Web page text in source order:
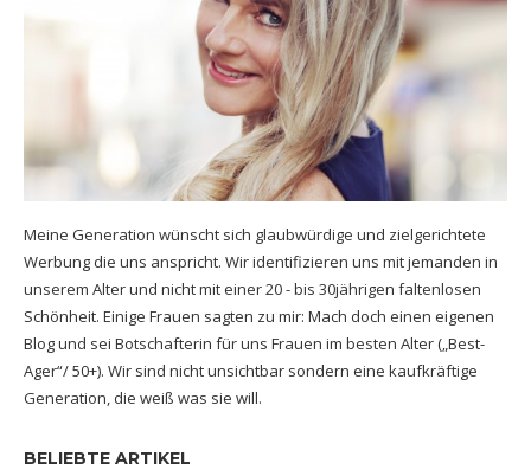
Meine Generation wünscht sich glaubwürdige und zielgerichtete
Werbung die uns anspricht. Wir identifizieren uns mit jemanden in
unserem Alter und nicht mit einer 20 - bis 30jährigen faltenlosen
Schönheit. Einige Frauen sagten zu mir: Mach doch einen eigenen
Blog und sei Botschafterin für uns Frauen im besten Alter („Best-
Ager“/ 50+). Wir sind nicht unsichtbar sondern eine kaufkräftige
Generation, die weiß was sie will.
BELIEBTE ARTIKEL